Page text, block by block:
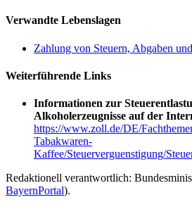
Verwandte Lebenslagen
Zahlung von Steuern, Abgaben
Weiterführende Links
Informationen zur
Alkoholerzeugnisse auf der
https://www.zoll.de/DE/
Tabakwaren-
Kaffee/Steuerverguenstigung/
Redaktionell verantwortlich:
BayernPortal).